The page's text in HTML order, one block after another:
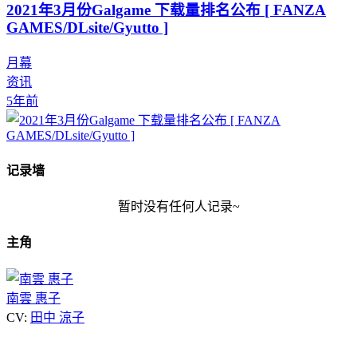
2021年3月份Galgame 下载量排名公布 [ FANZA
GAMES/DLsite/Gyutto ]
月幕
资讯
5年前
记录墙
暂时没有任何人记录~
主角
南雲 惠子
CV: 田中 涼子